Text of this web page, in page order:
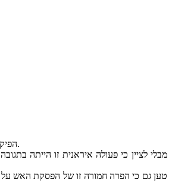
פיקוד המרכז של ארה"ב (CENTCOM), הפיקוד הצבאי הטרוריסטי באזור, הודיע ​​הבוקר בהצהרה כי איראן שיגרה טיל בליסטי לעבר כווית בשעה 22:17 שעון מזרח ארה"ב ב-27 במאי.
מבלי לציין כי פעולה איראנית זו הייתה